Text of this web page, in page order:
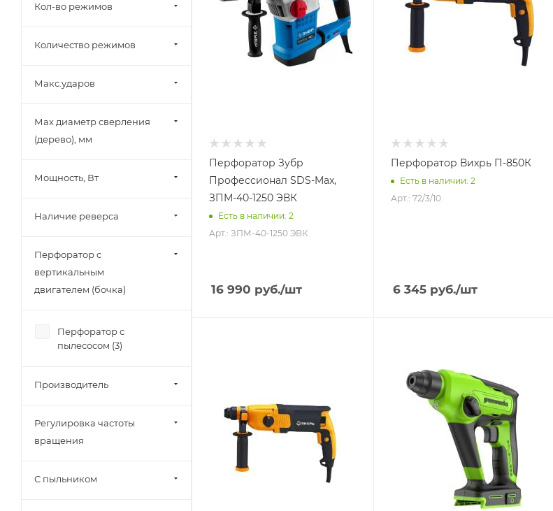
Перфоратор Зубр
Профессионал SDS-Max,
ЗПМ-40-1250 ЭВК
Есть в наличии: 2
Арт.: ЗПМ-40-1250 ЭВК
16 990 руб./шт
Перфоратор Вихрь П-850К
Есть в наличии: 2
Арт.: 72/3/10
6 345руб./шт
Кол-во режимов
Количество режимов
Макс.ударов
Мах диаметр сверления
(дерево), мм
Мощность, Вт
Наличие реверса
Перфоратор с
вертикальным
двигателем (бочка)
Перфоратор с
пылесосом (3)
Производитель
Регулировка частоты
вращения
С пыльником